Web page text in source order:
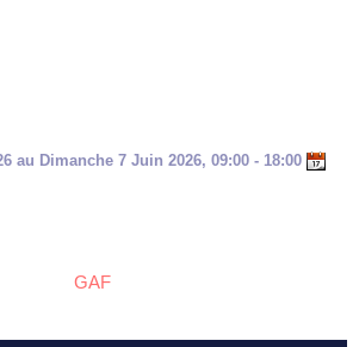
au Dimanche 7 Juin 2026, 09:00 - 18:00
GAF